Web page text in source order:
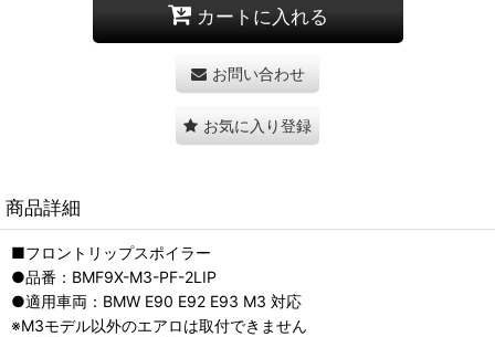
カートに入れる
お問い合わせ
お気に入り登録
商品詳細
■フロントリップスポイラー
●品番：BMF9X-M3-PF-2LIP
●適用車両：BMW E90 E92 E93 M3 対応
※M3モデル以外のエアロは取付できません